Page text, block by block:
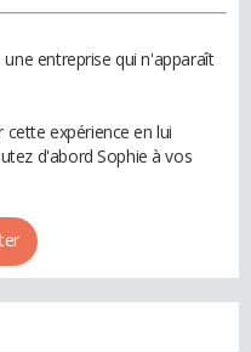
entreprise qui n'apparaît
expérience en lui
d'abord Sophie à vos